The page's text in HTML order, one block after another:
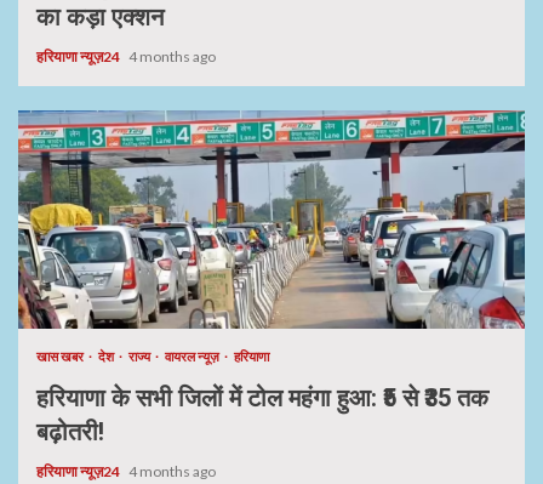
का कड़ा एक्शन
हरियाणा न्यूज़24 4 months ago
खास खबर देश राज्य वायरल न्यूज़ हरियाणा
हरियाणा के सभी जिलों में टोल महंगा हुआ: ₹5 से ₹35 तक
बढ़ोतरी!
हरियाणा न्यूज़24 4 months ago